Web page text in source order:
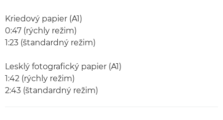
Kriedový papier (A1)
0:47 (rýchly režim)
1:23 (štandardný režim)
Lesklý fotografický papier (A1)
1:42 (rýchly režim)
2:43 (štandardný režim)